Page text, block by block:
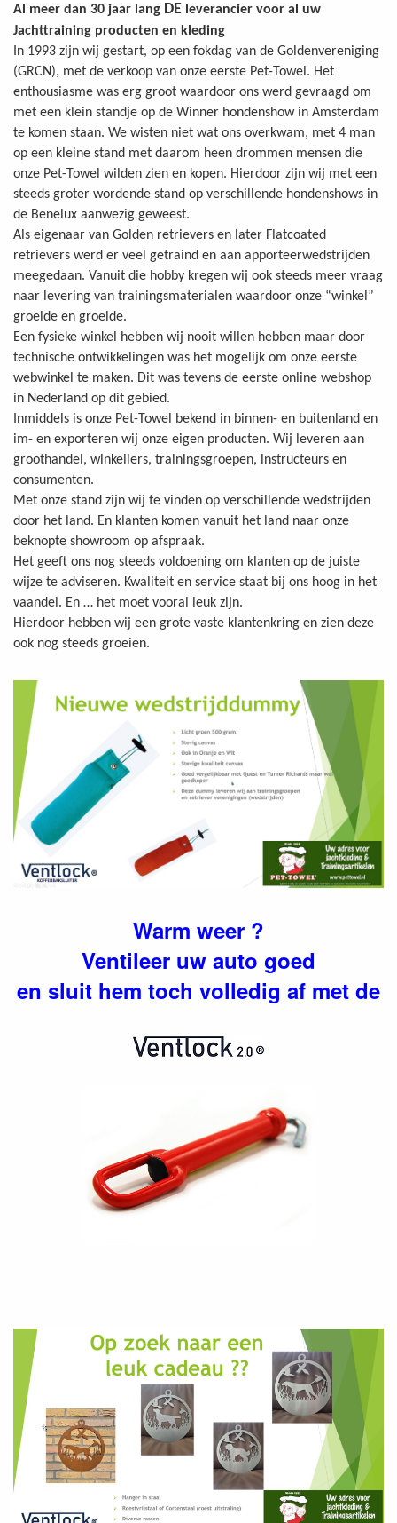
Al meer dan 30 jaar lang DE leverancier voor al uw
Jachttraining producten en kleding
In 1993 zijn wij gestart, op een fokdag van de Goldenvereniging
(GRCN), met de verkoop van onze eerste Pet-Towel. Het
enthousiasme was erg groot waardoor ons werd gevraagd om
met een klein standje op de Winner hondenshow in Amsterdam
te komen staan. We wisten niet wat ons overkwam, met 4 man
op een kleine stand met daarom heen drommen mensen die
onze Pet-Towel wilden zien en kopen. Hierdoor zijn wij met een
steeds groter wordende stand op verschillende hondenshows in
de Benelux aanwezig geweest.
Als eigenaar van Golden retrievers en later Flatcoated
retrievers werd er veel getraind en aan apporteerwedstrijden
meegedaan. Vanuit die hobby kregen wij ook steeds meer vraag
naar levering van trainingsmaterialen waardoor onze “winkel”
groeide en groeide.
Een fysieke winkel hebben wij nooit willen hebben maar door
technische ontwikkelingen was het mogelijk om onze eerste
webwinkel te maken. Dit was tevens de eerste online webshop
in Nederland op dit gebied.
Inmiddels is onze Pet-Towel bekend in binnen- en buitenland en
im- en exporteren wij onze eigen producten. Wij leveren aan
groothandel, winkeliers, trainingsgroepen, instructeurs en
consumenten.
Met onze stand zijn wij te vinden op verschillende wedstrijden
door het land. En klanten komen vanuit het land naar onze
beknopte showroom op afspraak.
Het geeft ons nog steeds voldoening om klanten op de juiste
wijze te adviseren. Kwaliteit en service staat bij ons hoog in het
vaandel. En … het moet vooral leuk zijn.
Hierdoor hebben wij een grote vaste klantenkring en zien deze
ook nog steeds groeien.
Warm weer ?
Ventileer uw auto goed
en sluit hem toch volledig af met de